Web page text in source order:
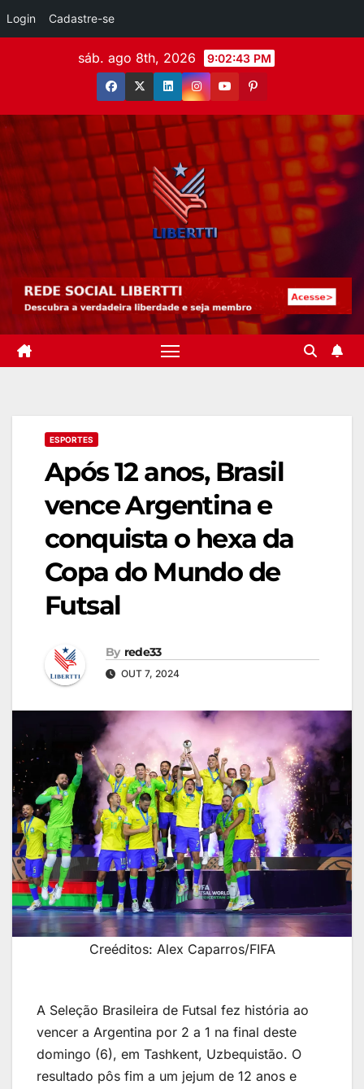
Login Cadastre-se
sáb. ago 8th, 2026 9:02:44 PM
ESPORTES
Após 12 anos, Brasil
vence Argentina e
conquista o hexa da
Copa do Mundo de
Futsal
By rede33
OUT 7, 2024
Creéditos: Alex Caparros/FIFA
A Seleção Brasileira de Futsal fez história ao
vencer a Argentina por 2 a 1 na final deste
domingo (6), em Tashkent, Uzbequistão. O
resultado pôs fim a um jejum de 12 anos e